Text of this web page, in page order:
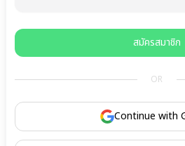
สมัครสมาชิก
OR
Continue with